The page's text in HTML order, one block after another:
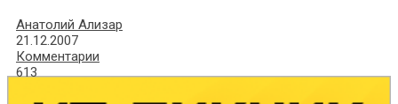
Анатолий Ализар
21.12.2007
Комментарии
613